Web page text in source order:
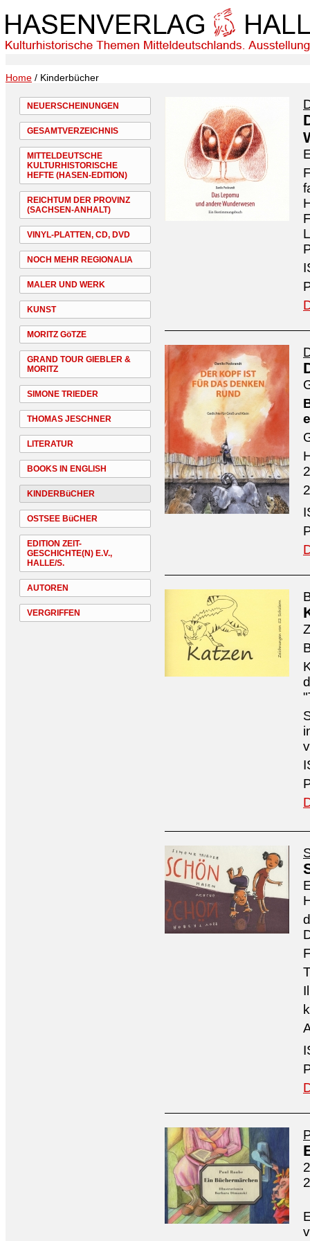
Home / Kinderbücher
NEUERSCHEINUNGEN
GESAMTVERZEICHNIS
MITTELDEUTSCHE
KULTURHISTORISCHE
HEFTE (HASEN-EDITION)
REICHTUM DER PROVINZ
(SACHSEN-ANHALT)
VINYL-PLATTEN, CD, DVD
NOCH MEHR REGIONALIA
MALER UND WERK
KUNST
MORITZ GöTZE
GRAND TOUR GIEBLER &
MORITZ
SIMONE TRIEDER
THOMAS JESCHNER
LITERATUR
BOOKS IN ENGLISH
KINDERBüCHER
OSTSEE BüCHER
EDITION ZEIT-
GESCHICHTE(N) E.V.,
HALLE/S.
AUTOREN
VERGRIFFEN